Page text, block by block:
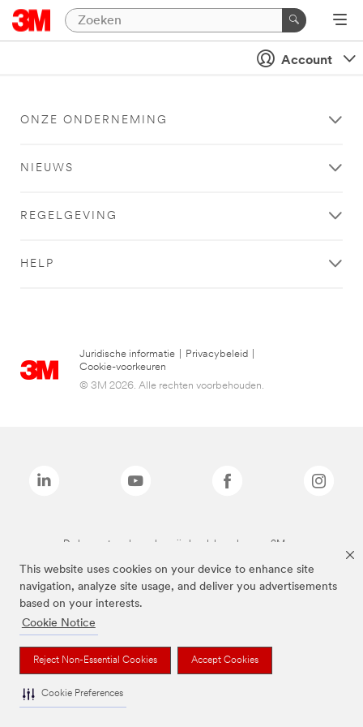
This website uses cookies on your device to enhance site
navigation, analyze site usage, and deliver you advertisements
based on your interests.
Cookie Notice
Reject Non-Essential Cookies Accept Cookies
Cookie Preferences
Account
ONZE ONDERNEMING
NIEUWS
REGELGEVING
HELP
Juridische informatie Privacybeleid
Cookie-voorkeuren
© 3M 2026. Alle rechten voorbehouden.
De bovenstaande merken zijn handelsmerken van 3M.we